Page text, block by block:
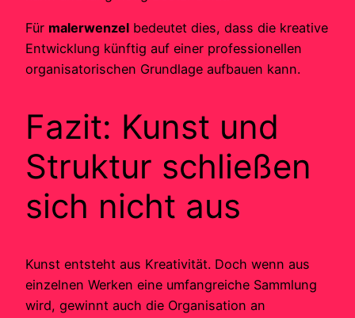
Für malerwenzel bedeutet dies, dass die kreative
Entwicklung künftig auf einer professionellen
organisatorischen Grundlage aufbauen kann.
Fazit: Kunst und
Struktur schließen
sich nicht aus
Kunst entsteht aus Kreativität. Doch wenn aus
einzelnen Werken eine umfangreiche Sammlung
wird, gewinnt auch die Organisation an